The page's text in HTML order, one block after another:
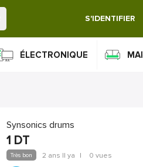
S'IDENTIFIER
ÉLECTRONIQUE
Synsonics drums
1 DT
Très bon 2 ans Il ya | 0 vues